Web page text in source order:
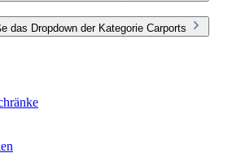
das Dropdown der Kategorie Carports